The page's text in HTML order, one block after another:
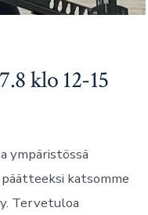
klo 12-15
ympäristössä
katsomme
Tervetuloa